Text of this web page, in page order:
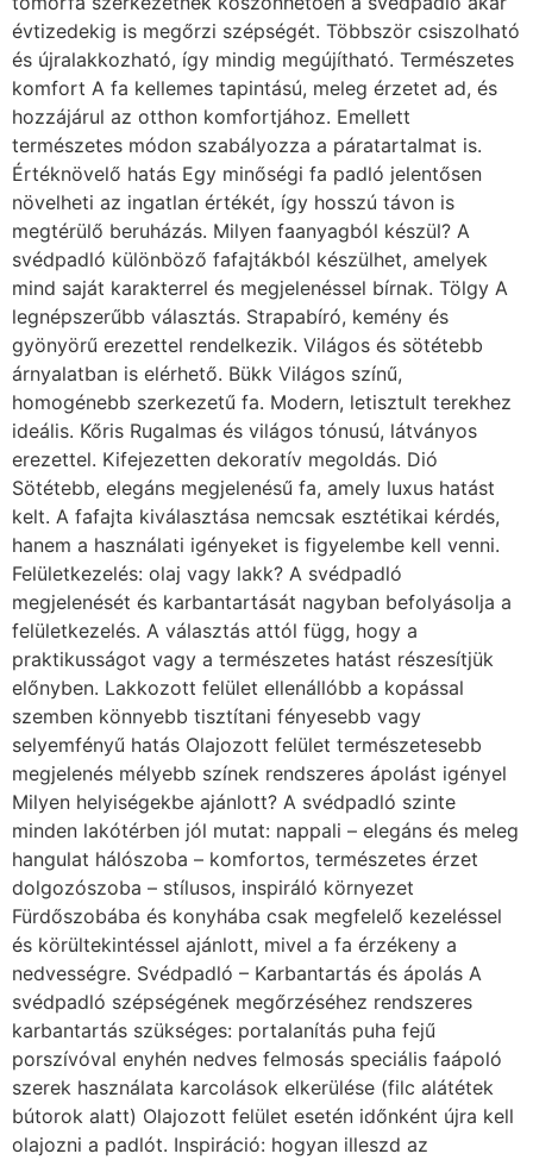
évtizedekig is megőrzi szépségét. Többször csiszolható
és újralakkozható, így mindig megújítható. Természetes
komfort A fa kellemes tapintású, meleg érzetet ad, és
hozzájárul az otthon komfortjához. Emellett
természetes módon szabályozza a páratartalmat is.
Értéknövelő hatás Egy minőségi fa padló jelentősen
növelheti az ingatlan értékét, így hosszú távon is
megtérülő beruházás. Milyen faanyagból készül? A
svédpadló különböző fafajtákból készülhet, amelyek
mind saját karakterrel és megjelenéssel bírnak. Tölgy A
legnépszerűbb választás. Strapabíró, kemény és
gyönyörű erezettel rendelkezik. Világos és sötétebb
árnyalatban is elérhető. Bükk Világos színű,
homogénebb szerkezetű fa. Modern, letisztult terekhez
ideális. Kőris Rugalmas és világos tónusú, látványos
erezettel. Kifejezetten dekoratív megoldás. Dió
Sötétebb, elegáns megjelenésű fa, amely luxus hatást
kelt. A fafajta kiválasztása nemcsak esztétikai kérdés,
hanem a használati igényeket is figyelembe kell venni.
Felületkezelés: olaj vagy lakk? A svédpadló
megjelenését és karbantartását nagyban befolyásolja a
felületkezelés. A választás attól függ, hogy a
praktikusságot vagy a természetes hatást részesítjük
előnyben. Lakkozott felület ellenállóbb a kopással
szemben könnyebb tisztítani fényesebb vagy
selyemfényű hatás Olajozott felület természetesebb
megjelenés mélyebb színek rendszeres ápolást igényel
Milyen helyiségekbe ajánlott? A svédpadló szinte
minden lakótérben jól mutat: nappali – elegáns és meleg
hangulat hálószoba – komfortos, természetes érzet
dolgozószoba – stílusos, inspiráló környezet
Fürdőszobába és konyhába csak megfelelő kezeléssel
és körültekintéssel ajánlott, mivel a fa érzékeny a
nedvességre. Svédpadló – Karbantartás és ápolás A
svédpadló szépségének megőrzéséhez rendszeres
karbantartás szükséges: portalanítás puha fejű
porszívóval enyhén nedves felmosás speciális faápoló
szerek használata karcolások elkerülése (filc alátétek
bútorok alatt) Olajozott felület esetén időnként újra kell
olajozni a padlót. Inspiráció: hogyan illeszd az